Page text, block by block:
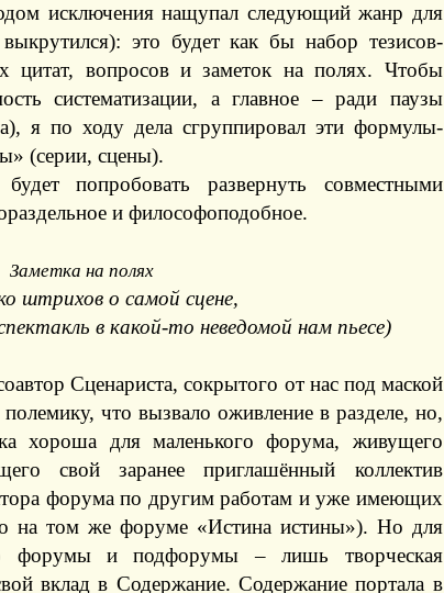
исключения нащупал следующий жанр для
это будет как бы набор тезисов-
цитат, вопросов и заметок на полях. Чтобы
систематизации, а главное – ради паузы
я по ходу дела сгруппировал эти формулы-
(серии, сцены).
попробовать развернуть совместными
и философоподобное.
Заметка на полях
штрихов о самой сцене,
в какой-то неведомой нам пьесе)
Сценариста, сокрытого от нас под маской
что вызвало оживление в разделе, но,
хороша для маленького форума, живущего
свой заранее приглашённый коллектив
форума по другим работам и уже имеющих
на том же форуме «Истина истины»). Но для
форумы и подфорумы – лишь творческая
вклад в Содержание. Содержание портала в